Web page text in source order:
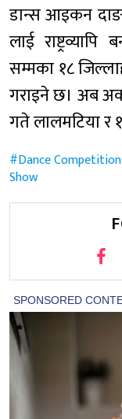
डान्स आइकन
लाई
सम्मका १८
गराइने छ। अब
गते लालमटिया र
Dance Competition
Show